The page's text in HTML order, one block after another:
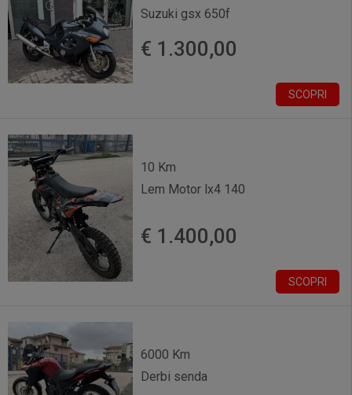
Suzuki gsx 650f
€ 1.300,00
SCOPRI
10 Km
Lem Motor lx4 140
€ 1.400,00
SCOPRI
6000 Km
Derbi senda